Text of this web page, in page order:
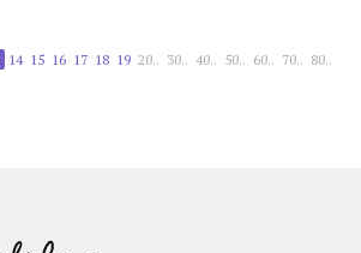
14 15 16 17 18 19 20.. 30.. 40.. 50.. 60.. 70.. 80..